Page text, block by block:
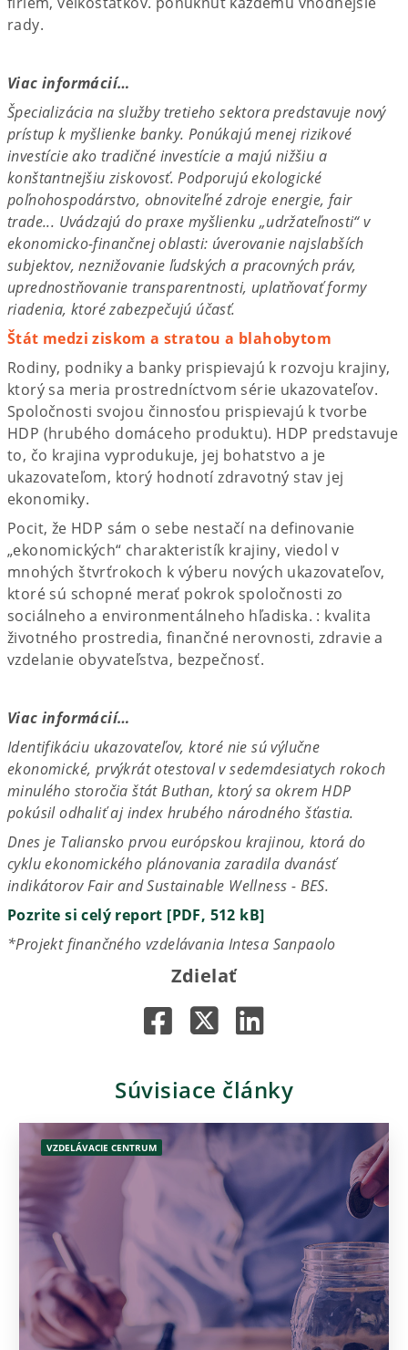
rady.
Viac informácií…
Špecializácia na služby tretieho sektora predstavuje nový
prístup k myšlienke banky. Ponúkajú menej rizikové
investície ako tradičné investície a majú nižšiu a
konštantnejšiu ziskovosť. Podporujú ekologické
poľnohospodárstvo, obnoviteľné zdroje energie, fair
trade... Uvádzajú do praxe myšlienku „udržateľnosti“ v
ekonomicko-finančnej oblasti: úverovanie najslabších
subjektov, neznižovanie ľudských a pracovných práv,
uprednostňovanie transparentnosti, uplatňovať formy
riadenia, ktoré zabezpečujú účasť.
Štát medzi ziskom a stratou a blahobytom
Rodiny, podniky a banky prispievajú k rozvoju krajiny,
ktorý sa meria prostredníctvom série ukazovateľov.
Spoločnosti svojou činnosťou prispievajú k tvorbe
HDP (hrubého domáceho produktu). HDP predstavuje
to, čo krajina vyprodukuje, jej bohatstvo a je
ukazovateľom, ktorý hodnotí zdravotný stav jej
ekonomiky.
Pocit, že HDP sám o sebe nestačí na definovanie
„ekonomických“ charakteristík krajiny, viedol v
mnohých štvrťrokoch k výberu nových ukazovateľov,
ktoré sú schopné merať pokrok spoločnosti zo
sociálneho a environmentálneho hľadiska. : kvalita
životného prostredia, finančné nerovnosti, zdravie a
vzdelanie obyvateľstva, bezpečnosť.
Viac informácií…
Identifikáciu ukazovateľov, ktoré nie sú výlučne
ekonomické, prvýkrát otestoval v sedemdesiatych rokoch
minulého storočia štát Buthan, ktorý sa okrem HDP
pokúsil odhaliť aj index hrubého národného šťastia.
Dnes je Taliansko prvou európskou krajinou, ktorá do
cyklu ekonomického plánovania zaradila dvanásť
indikátorov Fair and Sustainable Wellness - BES.
Pozrite si celý report [PDF, 512 kB]
*Projekt finančného vzdelávania Intesa Sanpaolo
Zdielať
Súvisiace články
VZDELÁVACIE CENTRUM